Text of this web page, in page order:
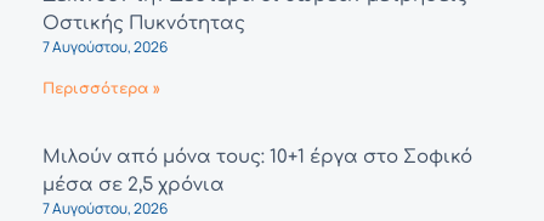
Οστικής Πυκνότητας
7 Αυγούστου, 2026
Περισσότερα »
Μιλούν από μόνα τους: 10+1 έργα στο Σοφικό
μέσα σε 2,5 χρόνια
7 Αυγούστου, 2026